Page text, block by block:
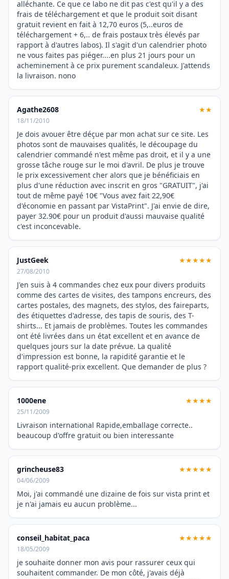
alléchante. Ce que ce labo ne dit pas c'est qu'il y a des
frais de téléchargement et que le produit soit disant
gratuit revient en fait à 12,70 euros (5,..euros de
téléchargement + 6,.. de frais postaux très élevés par
rapport à d'autres labos). Il s'agit d'un calendrier photo
ne vous faites pas piéger....en plus 21 jours pour un
acheminement à ce prix purement scandaleux. J'attends
la livraison. nono
Agathe2608 ★★
18/11/2010
Je dois avouer être déçue par mon achat sur ce site. Les
photos sont de mauvaises qualités, le découpage du
calendrier commandé n'est même pas droit, et il y a une
grosse tâche rouge sur le moi d'avril. De plus je trouve
le prix excessivement cher alors que je bénéficiais en
plus d'une réduction avec inscrit en gros "GRATUIT", j'ai
tout de même payé 10€ "Vous avez fait 22,90€
d'économie en passant par VistaPrint". J'ai envie de dire,
payer 32.90€ pour un produit d'aussi mauvaise qualité
c'est inconcevable.
JustGeek ★★★★★
27/08/2010
J'en suis à 4 commandes chez eux pour divers produits
comme des cartes de visites, des tampons encreurs, des
cartes postales, des magnets, des stylos, des faireparts,
des étiquettes d'adresse, des tapis de souris, des T-
shirts... Et jamais de problèmes. Toutes les commandes
ont été livrées dans un état excellent et en avance de
quelques jours sur la date prévue. La qualité
d'impression est bonne, la rapidité garantie et le
rapport qualité-prix excellent. Que demander de plus ?
1000ene ★★★★
25/11/2009
Livraison international Rapide,emballage correcte..
beaucoup d'offre gratuit ou bien interessante
grincheuse83 ★★★★★
04/06/2009
Moi, j'ai commandé une dizaine de fois sur vista print et
je n'ai jamais eu aucun problème...
conseil_habitat_paca ★★★★★
18/05/2009
je souhaite donner mon avis pour rassurer ceux qui
souhaitent commander. De mon côté, j'avais déjà